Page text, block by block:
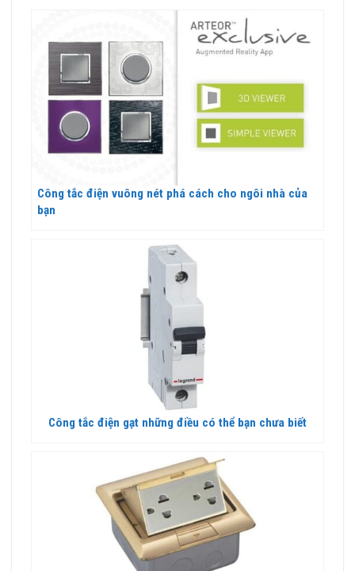
Công tắc điện vuông nét phá cách cho ngôi nhà của
bạn
Công tắc điện gạt những điều có thể bạn chưa biết